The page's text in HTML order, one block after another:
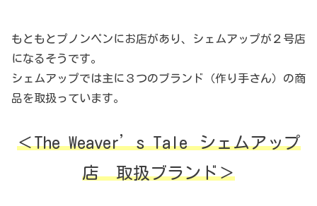
もともとプノンペンにお店があり、シェムアップが２号店
になるそうです。
シェムアップでは主に３つのブランド（作り手さん）の商
品を取扱っています。
＜The Weaver’s Tale
シェムアップ
店 取扱ブランド＞